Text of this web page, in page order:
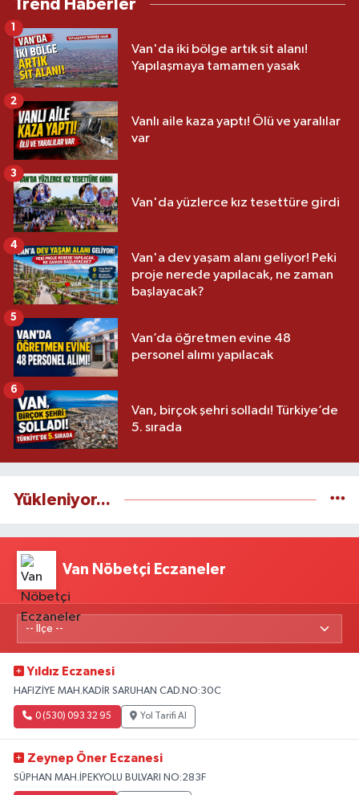
Trend Haberler
Van'da iki bölge artık sit alanı!
Yapılaşmaya tamamen yasak
Vanlı aile kaza yaptı! Ölü ve yaralılar
var
2
Van'da yüzlerce kız tesettüre girdi
3
Van'a dev yaşam alanı geliyor! Peki
proje nerede yapılacak, ne zaman
başlayacak?
4
Van’da öğretmen evine 48
personel alımı yapılacak
5
Van, birçok şehri solladı! Türkiye’de
5. sırada
6
Yükleniyor...
Van Nöbetçi Eczaneler
Yıldız Eczanesi
HAFIZİYE MAH.KADİR SARUHAN CAD.NO:30C
0 (530) 093 32 95 Yol Tarifi Al
Zeynep Öner Eczanesi
SÜPHAN MAH.İPEKYOLU BULVARI NO:283F